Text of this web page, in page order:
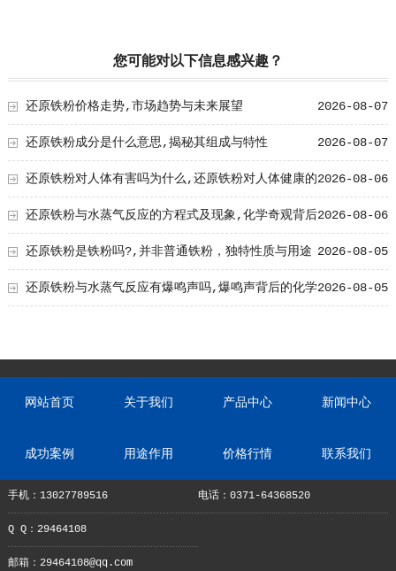
您可能对以下信息感兴趣？
2026-08-07
还原铁粉价格走势,市场趋势与未来展望
2026-08-07
还原铁粉成分是什么意思,揭秘其组成与特性
2026-08-06
还原铁粉对人体有害吗为什么,还原铁粉对人体健康的
影响及原因解析 2026-08-06
还原铁粉与水蒸气反应的方程式及现象,化学奇观背后
的奥秘 2026-08-05
还原铁粉是铁粉吗?,并非普通铁粉，独特性质与用途
解析 2026-08-05
还原铁粉与水蒸气反应有爆鸣声吗,爆鸣声背后的化学
网站首页 关于我们 产品中心 新闻中心
成功案例 用途作用 价格行情 联系我们
手机：13027789516 电话：0371-64368520
Q Q：29464108
邮箱：29464108@qq.com